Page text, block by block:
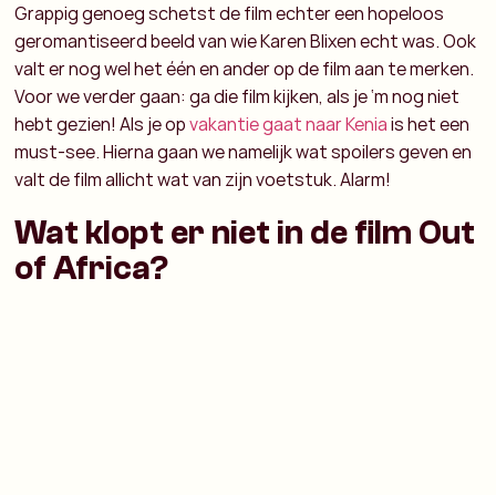
Grappig genoeg schetst de film echter een hopeloos
geromantiseerd beeld van wie Karen Blixen echt was. Ook
valt er nog wel het één en ander op de film aan te merken.
Voor we verder gaan: ga die film kijken, als je ‘m nog niet
hebt gezien! Als je opvakantie gaat naar Keniais het een
must-see. Hierna gaan we namelijk wat spoilers geven en
valt de film allicht wat van zijn voetstuk. Alarm!
Wat klopt er niet in de film Out
of Africa?